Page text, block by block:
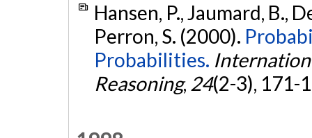
Hansen, P., Jaumard, B.,
Perron, S. (2000).
Probabilities.
Reasoning, 24(2-3), 171-